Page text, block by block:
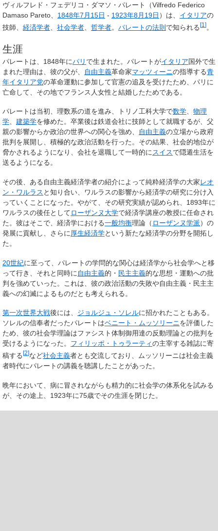
ヴィルフレド・フェデリコ・ダマソ・パレート （Vilfredo Federico
Damaso Pareto
1848年7月15日 - 1923年8月19日 ）は、 イタリアの
技師、 経済学者 社会学者 哲学者。 パレートの法則で知られる[1 ]。
生涯
パレートは、1848年にパリ で生まれた。パレートがイタリア国外で生
まれた理由は、彼の父が、
自由主義革命家マッツィーニの指導する青
年イタリア党の革命運動に参加して官憲の追及を受けたため、パリに
亡命して、その地でフランス人女性と結婚したためである。
パレートは当初、理数系の道を進み、トリノ工科大学で数学、 物理
学、 建築学を修めた。卒業後は鉄道会社に技師として就職するが、父
親の影響からか政治の世界への関心を強め、
自由主義の立場から政府
批判を展開し、積極的な政治活動を行った。その結果、社会的地位が
脅かされるようになり、会社を退職して一時的にスイスで隠遁生活を
送るようになる。
その後、ある自由主義経済学者の紹介によって純粋経済学の大家レオ
ン・ワルラス と知り合い、ワルラスの影響から経済学の研究に分け入
っていくことになった。やがて、その研究実績が認められ、1893年に
ワルラスの後任としてローザンヌ大学で経済学講座の教授に任命され
た。彼はそこで、経済学における一般均衡理論（ ローザンヌ学派）の
発展に貢献し、さらに厚生経済学という新たな経済学の分野を開拓し
た。
20世紀に至って、パレートの学問的な関心は経済学から社会学へと移
って行き、それと同時に 自由主義的・ 民主主義的な思想・運動への批
判を強めていった。これは、彼の政治活動の失敗や自由主義・民主主
義への幻滅によるものだとも考えられる。
第一次世界大戦後には、 ジョルジュ・ソレルに招かれたこともある。
ソレルの信奉者だったパレートはベニート・ムッソリーニを評価した
ため、彼の社会学理論はファシスト体制御用達の反動理論との批判を
受けるようになった。 フィリッポ・トゥラーティの主宰する雑誌に寄
稿する [2]など社会主義者とも交流しており、ムッソリーニは社会主義
者時代にパレートの講義を聴講したことがあった。
晩年において、病に冒されながらも精力的に社会学の体系化を試みる
が、その途上、1923年に75歳でその生涯を閉じた。